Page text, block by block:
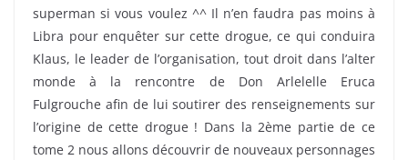
superman si vous voulez ^^ Il n’en faudra pas moins à
Libra pour enquêter sur cette drogue, ce qui conduira
Klaus, le leader de l’organisation, tout droit dans l’alter
monde à la rencontre de Don Arlelelle Eruca
Fulgrouche afin de lui soutirer des renseignements sur
l’origine de cette drogue ! Dans la 2ème partie de ce
tome 2 nous allons découvrir de nouveaux personnages